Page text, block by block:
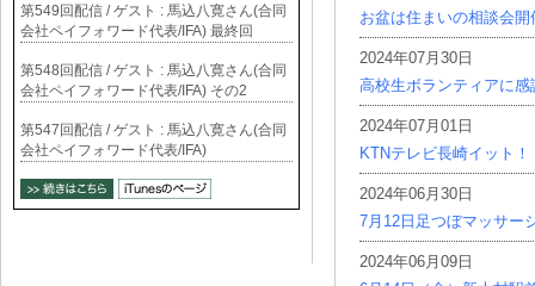
お盆は住まいの相談会開
2024年07月30日
高校生ボランティアに感
2024年07月01日
KTNテレビ長崎イット！
2024年06月30日
7月12日足つぼマッサー
2024年06月09日
第549回配信 / ゲスト : 馬込八寛さん(合同
会社ペイフォワード代表/IFA) 最終回
第548回配信 / ゲスト : 馬込八寛さん(合同
会社ペイフォワード代表/IFA) その2
第547回配信 / ゲスト : 馬込八寛さん(合同
会社ペイフォワード代表/IFA)